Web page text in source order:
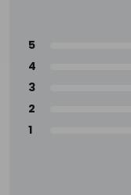
5
4
3
2
1